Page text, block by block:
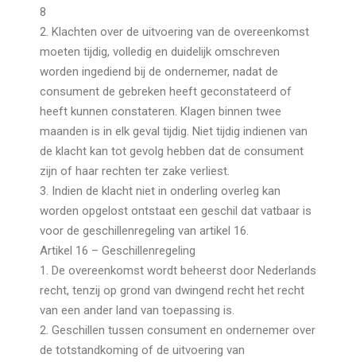
8
2. Klachten over de uitvoering van de overeenkomst
moeten tijdig, volledig en duidelijk omschreven
worden ingediend bij de ondernemer, nadat de
consument de gebreken heeft geconstateerd of
heeft kunnen constateren. Klagen binnen twee
maanden is in elk geval tijdig. Niet tijdig indienen van
de klacht kan tot gevolg hebben dat de consument
zijn of haar rechten ter zake verliest.
3. Indien de klacht niet in onderling overleg kan
worden opgelost ontstaat een geschil dat vatbaar is
voor de geschillenregeling van artikel 16.
Artikel 16 – Geschillenregeling
1. De overeenkomst wordt beheerst door Nederlands
recht, tenzij op grond van dwingend recht het recht
van een ander land van toepassing is.
2. Geschillen tussen consument en ondernemer over
de totstandkoming of de uitvoering van